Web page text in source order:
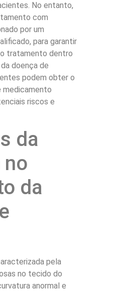
No entanto,
com
por um
para garantir
tratamento dentro
doença de
podem obter o
riscos e
da
da
pela
no tecido do
anormal e